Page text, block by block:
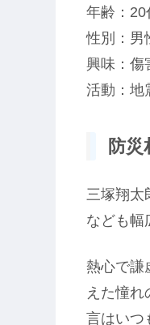
年齢：20
性別：男
興味：傷
活動：地
防
三塚翔太
なども幅
熱心で謙
えた憧
言はいつ